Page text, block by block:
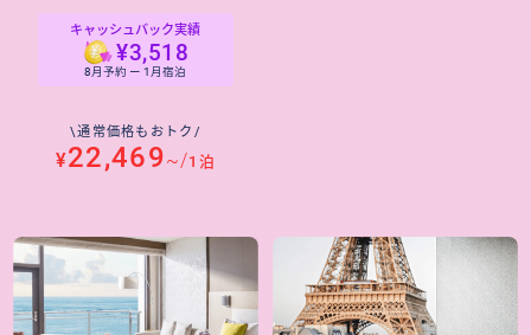
キャッシュバック実績
¥3,518
8月予約 ー 1月宿泊
\通常価格もおトク/
¥22,469~/1泊